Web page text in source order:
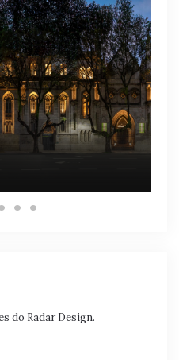
do Radar Design.